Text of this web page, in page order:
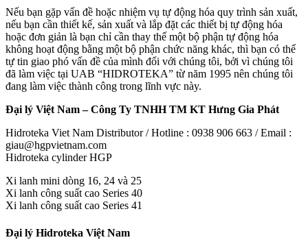
Nếu bạn gặp vấn đề hoặc nhiệm vụ tự động hóa quy trình sản xuất,
nếu bạn cần thiết kế, sản xuất và lắp đặt các thiết bị tự động hóa
hoặc đơn giản là bạn chỉ cần thay thế một bộ phận tự động hóa
không hoạt động bằng một bộ phận chức năng khác, thì bạn có thể
tự tin giao phó vấn đề của mình đối với chúng tôi, bởi vì chúng tôi
đã làm việc tại UAB “HIDROTEKA” từ năm 1995 nên chúng tôi
đang làm việc thành công trong lĩnh vực này.
Đại lý Việt Nam – Công Ty TNHH TM KT Hưng Gia Phát
Hidroteka Viet Nam Distributor / Hotline : 0938 906 663 / Email :
giau@hgpvietnam.com
Hidroteka cylinder HGP
Xi lanh mini dòng 16, 24 và 25
Xi lanh công suất cao Series 40
Xi lanh công suất cao Series 41
Đại lý Hidroteka Việt Nam